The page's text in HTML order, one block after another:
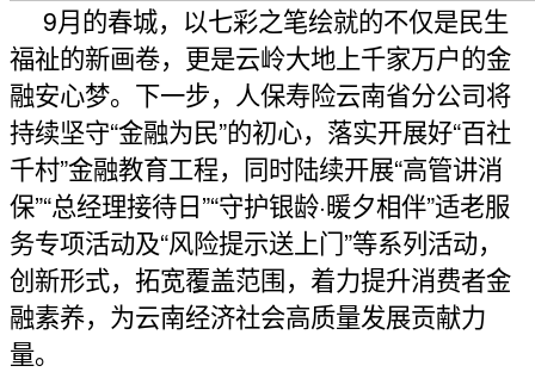
9月的春城，以七彩之笔绘就的不仅是民生
福祉的新画卷，更是云岭大地上千家万户的金
融安心梦。下一步，人保寿险云南省分公司将
持续坚守“金融为民”的初心，落实开展好“百社
千村”金融教育工程，同时陆续开展“高管讲消
保”“总经理接待日”“守护银龄·暖夕相伴”适老服
务专项活动及“风险提示送上门”等系列活动，
创新形式，拓宽覆盖范围，着力提升消费者金
融素养，为云南经济社会高质量发展贡献力
量。